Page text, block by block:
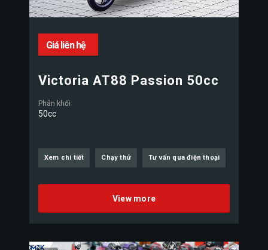
Giá liên hệ
Victoria AT88 Passion 50cc
Phân khối
50cc
Xem chi tiết Chạy thử Tư vấn qua điện thoại
View more